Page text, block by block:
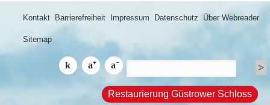
Kontakt Barrierefreiheit Impressum Datenschutz Über Webreader
Sitemap
Restaurierung Güstrower Schloss